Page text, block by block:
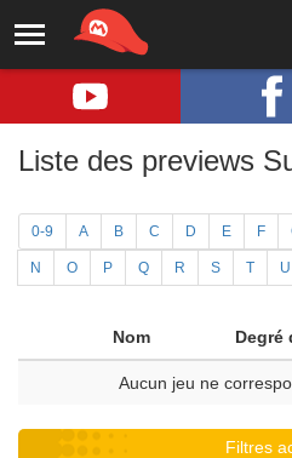
Liste des previews
0-9 A B C D E F
N O P Q R S T U
Nom Degré
Aucun jeu ne
Filtres